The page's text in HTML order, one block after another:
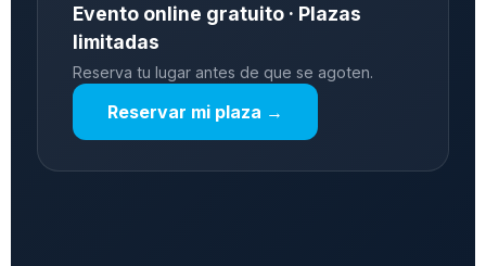
Evento online gratuito · Plazas
limitadas
Reserva tu lugar antes de que se agoten.
Reservar mi plaza →